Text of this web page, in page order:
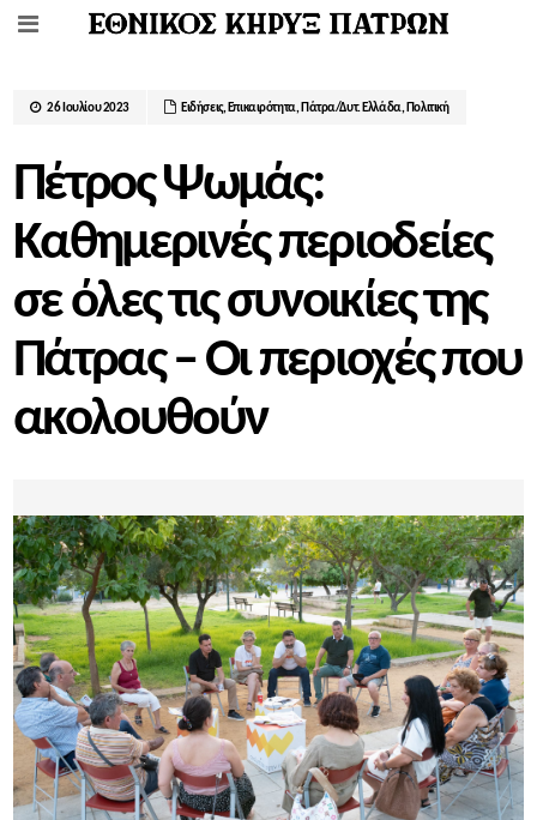
26 Ιουλίου 2023 Ειδήσεις, Επικαιρότητα, Πάτρα/Δυτ. Ελλάδα, Πολιτική
Πέτρος Ψωμάς:
Καθημερινές περιοδείες
σε όλες τις συνοικίες της
Πάτρας – Οι περιοχές που
ακολουθούν